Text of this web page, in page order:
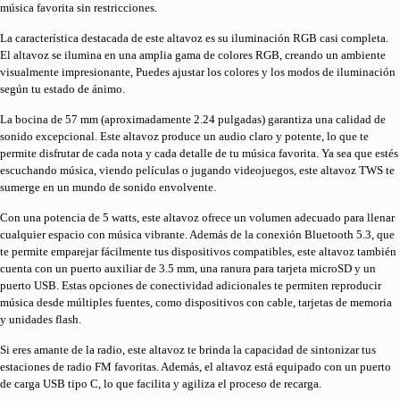
música favorita sin restricciones.
La característica destacada de este altavoz es su iluminación RGB casi completa.
El altavoz se ilumina en una amplia gama de colores RGB, creando un ambiente
visualmente impresionante, Puedes ajustar los colores y los modos de iluminación
según tu estado de ánimo.
La bocina de 57 mm (aproximadamente 2.24 pulgadas) garantiza una calidad de
sonido excepcional. Este altavoz produce un audio claro y potente, lo que te
permite disfrutar de cada nota y cada detalle de tu música favorita. Ya sea que estés
escuchando música, viendo películas o jugando videojuegos, este altavoz TWS te
sumerge en un mundo de sonido envolvente.
Con una potencia de 5 watts, este altavoz ofrece un volumen adecuado para llenar
cualquier espacio con música vibrante. Además de la conexión Bluetooth 5.3, que
te permite emparejar fácilmente tus dispositivos compatibles, este altavoz también
cuenta con un puerto auxiliar de 3.5 mm, una ranura para tarjeta microSD y un
puerto USB. Estas opciones de conectividad adicionales te permiten reproducir
música desde múltiples fuentes, como dispositivos con cable, tarjetas de memoria
y unidades flash.
Si eres amante de la radio, este altavoz te brinda la capacidad de sintonizar tus
estaciones de radio FM favoritas. Además, el altavoz está equipado con un puerto
de carga USB tipo C, lo que facilita y agiliza el proceso de recarga.